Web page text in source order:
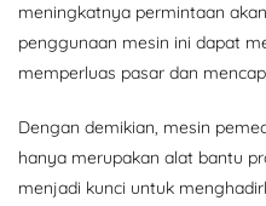
meningkatnya permintaan
penggunaan mesin ini dapat
memperluas pasar dan
Dengan demikian, mesin
hanya merupakan alat bantu
menjadi kunci untuk